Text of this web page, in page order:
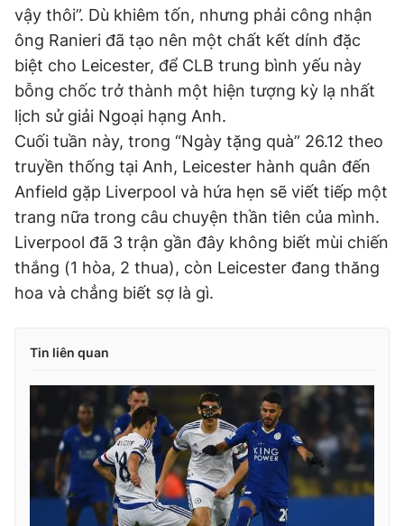
vậy thôi”. Dù khiêm tốn, nhưng phải công nhận
ông Ranieri đã tạo nên một chất kết dính đặc
biệt cho Leicester, để CLB trung bình yếu này
bỗng chốc trở thành một hiện tượng kỳ lạ nhất
lịch sử giải Ngoại hạng Anh.
Cuối tuần này, trong “Ngày tặng quà” 26.12 theo
truyền thống tại Anh, Leicester hành quân đến
Anfield gặp Liverpool và hứa hẹn sẽ viết tiếp một
trang nữa trong câu chuyện thần tiên của mình.
Liverpool đã 3 trận gần đây không biết mùi chiến
thắng (1 hòa, 2 thua), còn Leicester đang thăng
hoa và chẳng biết sợ là gì.
Tin liên quan